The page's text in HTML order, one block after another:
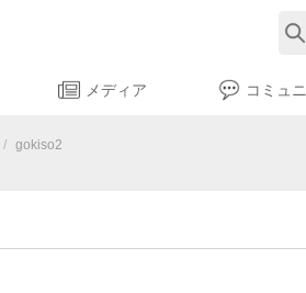
メディア コミュ
/ gokiso2